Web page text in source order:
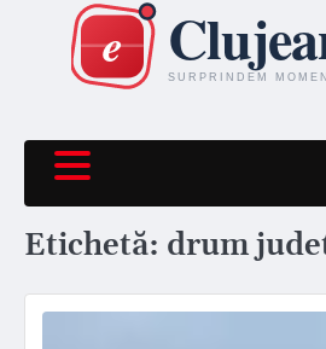
content
Etichetă: drum